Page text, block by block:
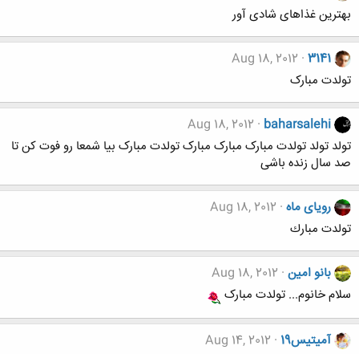
بهترین غذاهای شادی آور
3141
Aug 18, 2012
تولدت مبارک
baharsalehi
Aug 18, 2012
تولد تولد تولدت مبارک مبارک مبارک تولدت مبارک بیا شمعا رو فوت کن تا
صد سال زنده باشی
رويای ماه Aug 18, 2012
تولدت مبارك
بانو امین Aug 18, 2012
سلام خانوم... تولدت مبارک
آمیتیس19
Aug 14, 2012